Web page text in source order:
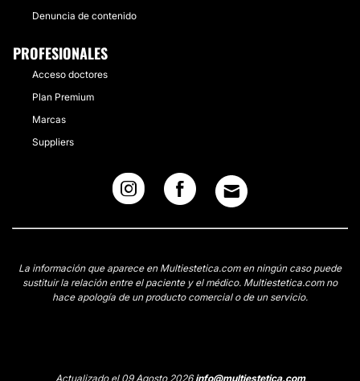
Denuncia de contenido
PROFESIONALES
Acceso doctores
Plan Premium
Marcas
Suppliers
La información que aparece en Multiestetica.com en ningún caso puede
sustituir la relación entre el paciente y el médico. Multiestetica.com no
hace apología de un producto comercial o de un servicio.
Actualizado el 09 Agosto 2026info@multiestetica.com